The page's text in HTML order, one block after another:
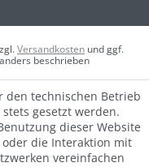
Versandkosten und ggf.
beschrieben
den technischen Betrieb
gesetzt werden.
dieser Website
die Interaktion mit
vereinfachen